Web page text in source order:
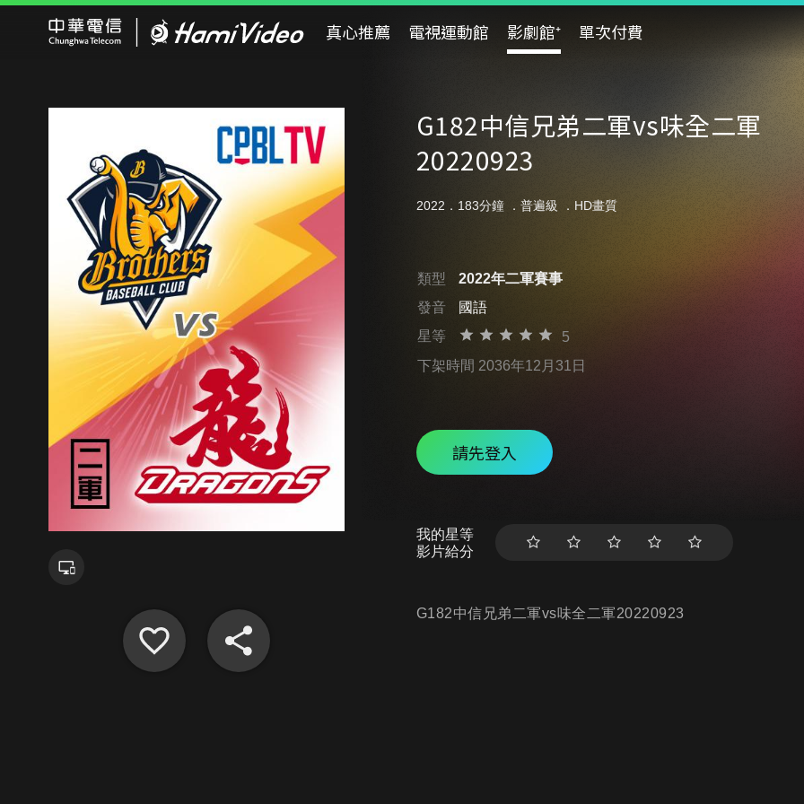
真心推薦 電視運動館 影劇館⁺ 單次付費
G182中信兄弟二軍vs味全二軍
20220923
2022．183分鐘 ． 普遍級 ．HD畫質
類型
2022年二軍賽事
發音
國語
星等
5
下架時間 2036年12月31日
請先登入
我的星等
影片給分
G182中信兄弟二軍vs味全二軍20220923